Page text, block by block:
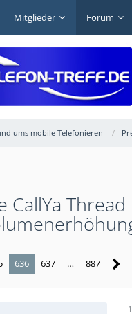
Mitglieder Forum
ums mobile Telefonieren
CallYa
636 637 … 887